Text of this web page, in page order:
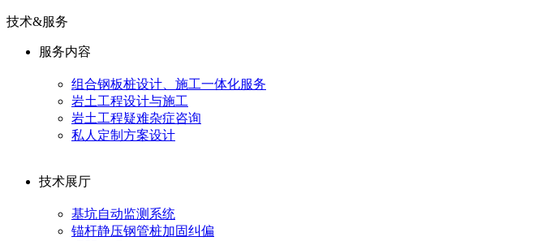
技术&服务
服务内容
组合钢板桩设计、施工一体化服务
岩土工程设计与施工
岩土工程疑难杂症咨询
私人定制方案设计
技术展厅
基坑自动监测系统
锚杆静压钢管桩加固纠偏